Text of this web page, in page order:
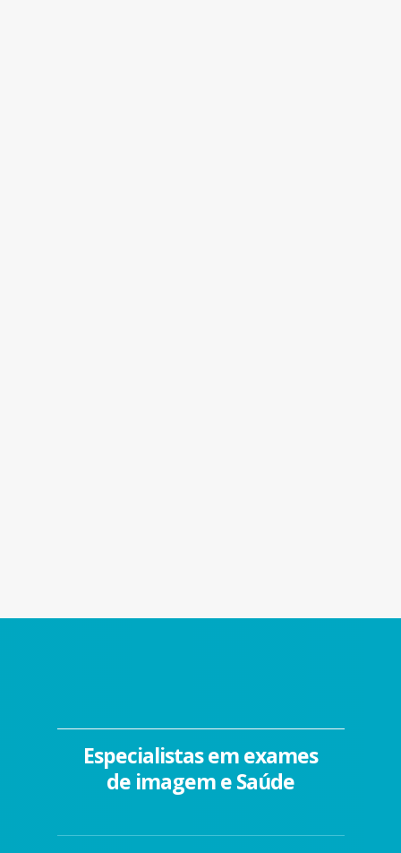
Especialistas em exames
de imagem e Saúde